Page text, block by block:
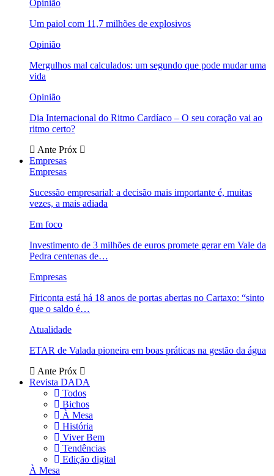
Opinião
Um paiol com 11,7 milhões de explosivos
Opinião
Mergulhos mal calculados: um segundo que pode mudar uma
vida
Opinião
Dia Internacional do Ritmo Cardíaco – O seu coração vai ao
ritmo certo?
Ante Próx
Empresas
Empresas
Sucessão empresarial: a decisão mais importante é, muitas
vezes, a mais adiada
Em foco
Investimento de 3 milhões de euros promete gerar em Vale da
Pedra centenas de…
Empresas
Firiconta está há 18 anos de portas abertas no Cartaxo: “sinto
que o saldo é…
Atualidade
ETAR de Valada pioneira em boas práticas na gestão da água
Ante Próx
Revista DADA
Todos
Bichos
À Mesa
História
Viver Bem
Tendências
Edição digital
À Mesa